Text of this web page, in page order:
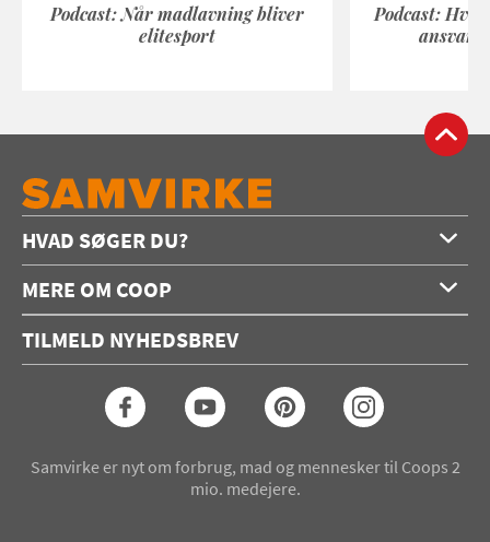
Podcast: Når madlavning bliver
elitesport
Podcast:
HVAD SØGER DU?
Forside
Opskrifter
Konkurrencer
MERE OM COOP
Annoncering
Coop medlem
TILMELD NYHEDSBREV
Samvirke er nyt om forbrug, mad og mennesker til Coops 2
mio. medejere.